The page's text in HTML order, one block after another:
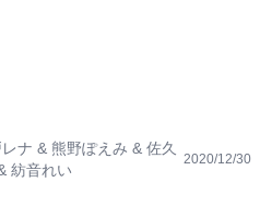
ナ & 熊野ぽえみ & 佐久
紡音れい
2020/12/30